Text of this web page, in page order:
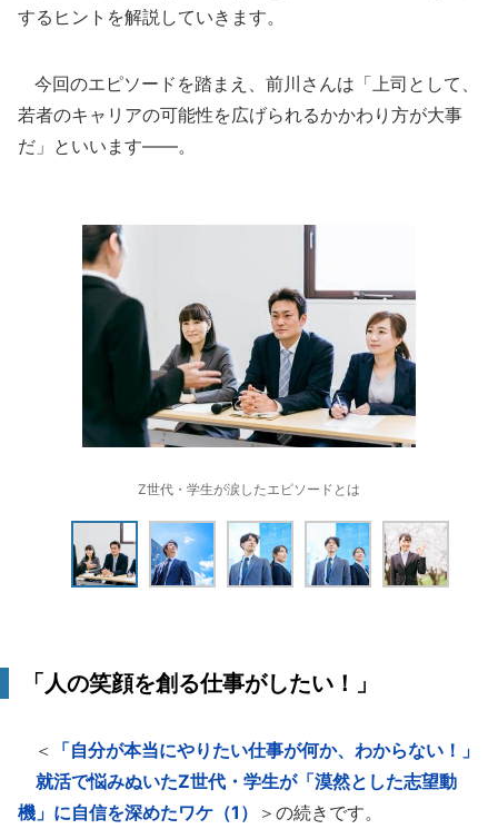
するヒントを解説していきます。
今回のエピソードを踏まえ、前川さんは「上司として、
若者のキャリアの可能性を広げられるかかわり方が大事
だ」といいます――。
Z世代・学生が涙したエピソードとは
「人の笑顔を創る仕事がしたい！」
＜
「自分が本当にやりたい仕事が何か、わからない！」
就活で悩みぬいたZ世代・学生が「漠然とした志望動
機」に自信を深めたワケ（1）
＞の続きです。